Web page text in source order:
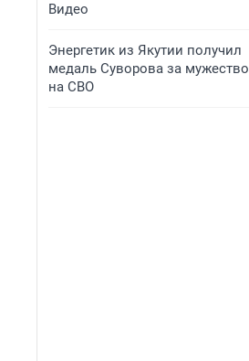
Видео
Энергетик из Якутии получил
медаль Суворова за мужество
на СВО